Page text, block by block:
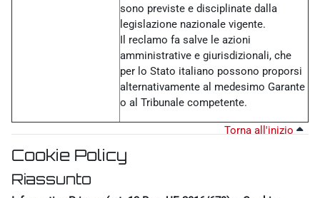
sono previste e disciplinate dalla
legislazione nazionale vigente.
Il reclamo fa salve le azioni
amministrative e giurisdizionali, che
per lo Stato italiano possono proporsi
alternativamente al medesimo Garante
o al Tribunale competente.
Torna all'inizio
Cookie Policy
Riassunto